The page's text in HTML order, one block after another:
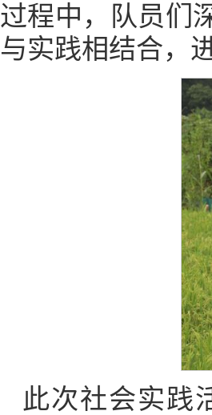
过程中，队员们
与实践相结合，
此次社会实践